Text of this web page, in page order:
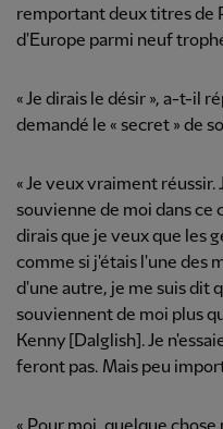
remportant deux titres de
d'Europe parmi neuf
« Je dirais le désir », a-t-il
demandé le « secret » de
« Je veux vraiment
souvienne de moi dans ce
dirais que je veux que les
comme si j'étais l'une des
d'une autre, je me suis dit
souviennent de moi plus
Kenny [Dalglish]. Je
feront pas. Mais peu